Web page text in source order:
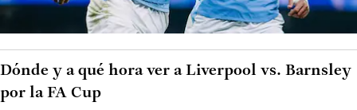
Dónde y a qué hora ver a Liverpool vs. Barnsley
por la FA Cup